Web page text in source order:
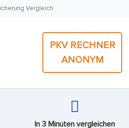
Vergleich
PKV RECHNER
ANONYM
In 3 Minuten vergleichen